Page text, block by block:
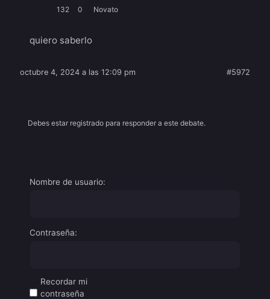
132 0 Novato
quiero saberlo
octubre 4, 2024 a las 12:09 pm #5972
Debes estar registrado para responder a este debate.
Nombre de usuario:
Contraseña:
Recordar mi
contraseña